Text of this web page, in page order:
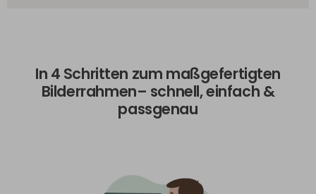
In 4 Schritten zum maßgefertigten
Bilderrahmen– schnell, einfach &
passgenau